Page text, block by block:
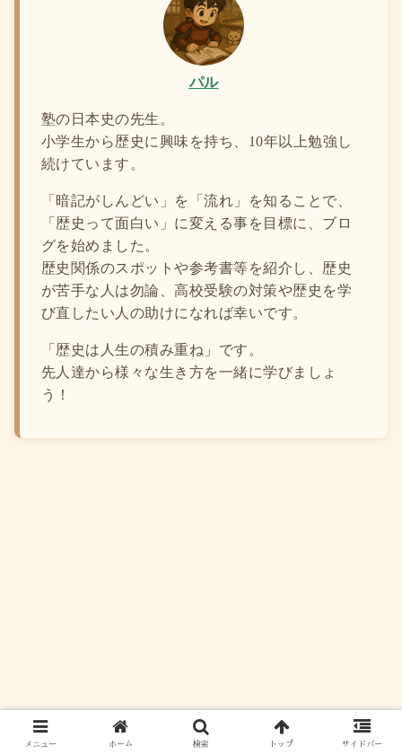
パル
塾の日本史の先生。
小学生から歴史に興味を持ち、10年以上勉強し
続けています。
「暗記がしんどい」を「流れ」を知ることで、
「歴史って面白い」に変える事を目標に、ブロ
グを始めました。
歴史関係のスポットや参考書等を紹介し、歴史
が苦手な人は勿論、高校受験の対策や歴史を学
び直したい人の助けになれば幸いです。
「歴史は人生の積み重ね」です。
先人達から様々な生き方を一緒に学びましょ
う！
メニュー ホーム 検索 トップ サイドバー